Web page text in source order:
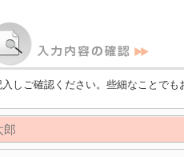
しご確認ください。些細なことで